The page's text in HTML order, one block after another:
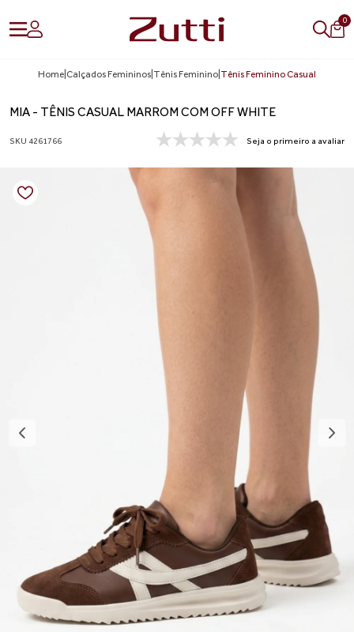
0
Home Calçados Femininos Tênis Feminino Tênis Feminino Casual
MIA - TÊNIS CASUAL MARROM COM OFF WHITE
SKU 4261766 Seja o primeiro a avaliar